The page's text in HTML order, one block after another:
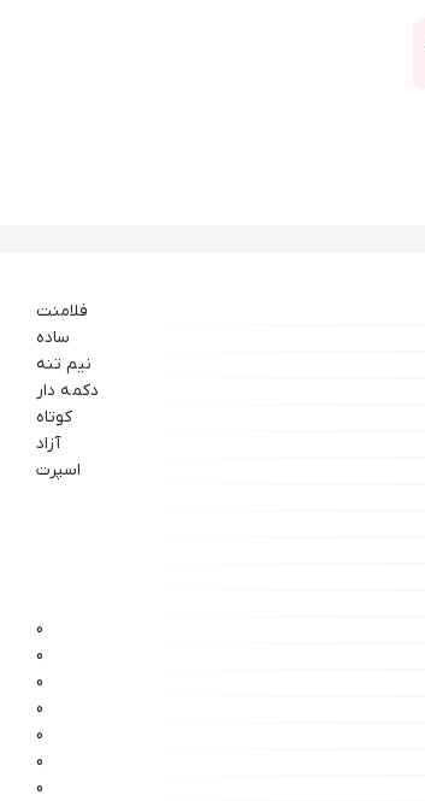
فلامنت
ساده
نیم تنه
دکمه دار
کوتاه
آزاد
اسپرت
0
0
0
0
0
0
0